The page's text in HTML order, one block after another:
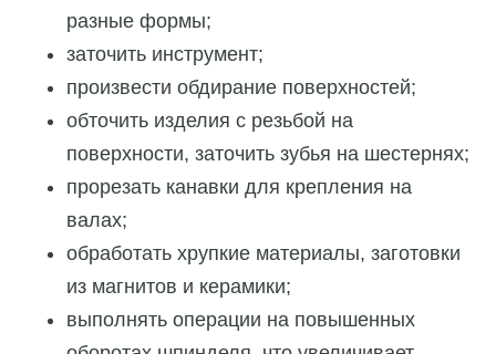
разные формы;
заточить инструмент;
произвести обдирание поверхностей;
обточить изделия с резьбой на
поверхности, заточить зубья на шестернях;
прорезать канавки для крепления на
валах;
обработать хрупкие материалы, заготовки
из магнитов и керамики;
выполнять операции на повышенных